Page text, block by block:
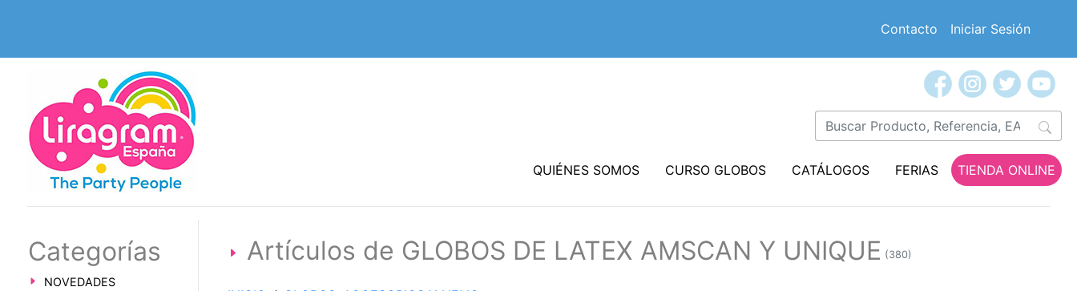
Contacto Iniciar Sesión
QUIÉNES SOMOS CURSO GLOBOS CATÁLOGOS FERIAS TIENDA ONLINE
Categorías
NOVEDADES
Artículos de GLOBOS DE LATEX AMSCAN Y UNIQUE (380)